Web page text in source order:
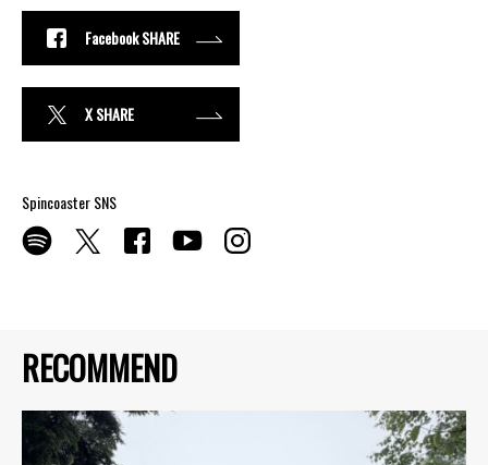
RECOMMEND
Facebook SHARE
X SHARE
Spincoaster SNS